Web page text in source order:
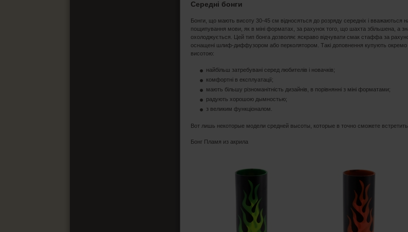
Середні бонги
Бонги, що мають висоту 30-45 см відносяться до розряду середніх і вважаються
пощипування мови, як в міні форматах, за рахунок того, що шахта збільшена, а
охолоджується. Цей тип бонга дозволяє яскраво відчувати смак стаффа за
оснащені шлиф-диффузором або перколятором. Такі доповнення купують
висотою:
найбільш затребувані серед любителів і новачків;
комфортні в експлуатації;
мають більшу різноманітність дизайнів, в порівнянні з міні форматами;
радують хорошою дымностью;
з великим функціоналом.
Вот лишь некоторые модели средней высоты, которые в точно сможете
Бонг Пламя из акрила